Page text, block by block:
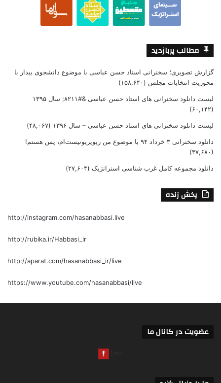
مطالب پربازدید
گزارش تصویری؛ سخنرانی استاد حسن عباسی با موضوع دانشجوی بیدار با
محوریت انتخابات مجلس (۱۵۸,۶۴۰)
لیست دانلود سخنرانی های استاد حسن عباسی &#۸۲۱۱; سال ۱۳۹۵
(۶۰,۱۴۲)
لیست دانلود سخنرانی های استاد حسن عباسی – سال ۱۳۹۶ (۴۸,۰۶۷)
دانلود سخنرانی ۳ خرداد ۹۴ با موضوع من ریویزیونیست‌ام، پس هستم!
(۳۷,۶۸۰)
دانلود مجموعه کامل غرب شناسی استراتژیک (۲۷,۶۰۴)
پخش زنده
http://instagram.com/hasanabbasi.live
http://rubika.ir/Habbasi_ir
http://aparat.com/hasanabbasi_ir/live
https://www.youtube.com/hasanabbasi/live
عضویت در کانال ما